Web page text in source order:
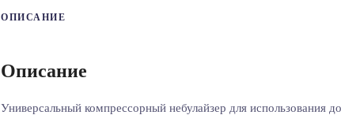
ОПИСАНИЕ
Описание
Универсальный компрессорный небулайзер для использования